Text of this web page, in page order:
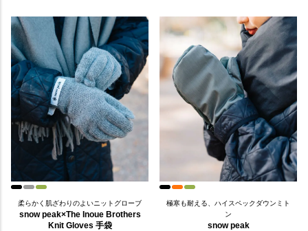
柔らかく肌ざわりのよいニットグローブ
snow peak×The Inoue Brothers
Knit Gloves 手袋
極寒も耐える、ハイスペックダウンミト
ン
snow peak